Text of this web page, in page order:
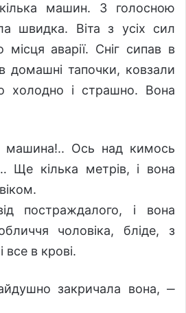
машин. З голосною
швидка. Віта з усіх сил
місця аварії. Сніг сипав в
домашні тапочки, ковзали
холодно і страшно. Вона
машина!.. Ось над кимось
Ще кілька метрів, і вона
постраждалого, і вона
чоловіка, бліде, з
в крові.
закричала вона, ‒